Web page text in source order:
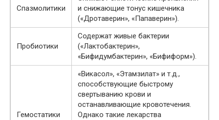
Спазмолитики
и снижающие тонус кишечника
(«Дротаверин», «Папаверин»).
Пробиотики
Содержат живые бактерии
(«Лактобактерин»,
«Бифидумбактерин», «Бифиформ»).
Гемостатики
«Викасол», «Этамзилат» и т.д.,
способствующие быстрому
свертыванию крови и
останавливающие кровотечения.
Однако такие лекарства